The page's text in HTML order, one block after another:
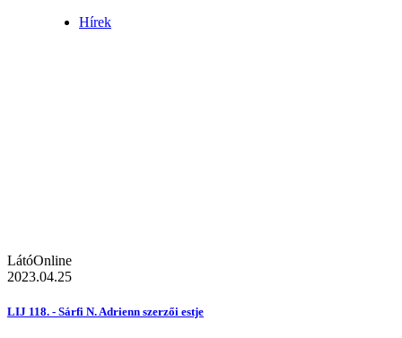
Hírek
LátóOnline
2023.04.25
LIJ 118. - Sárfi N. Adrienn szerzői estje